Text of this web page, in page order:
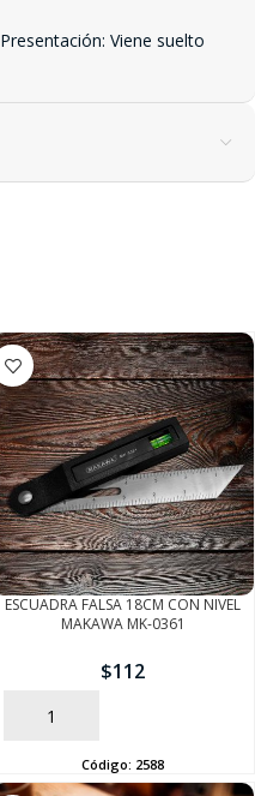
Viene suelto
ESCUADRA FALSA 18CM CON NIVEL
MAKAWA MK-0361
$112
AÑADIR
Código: 2588